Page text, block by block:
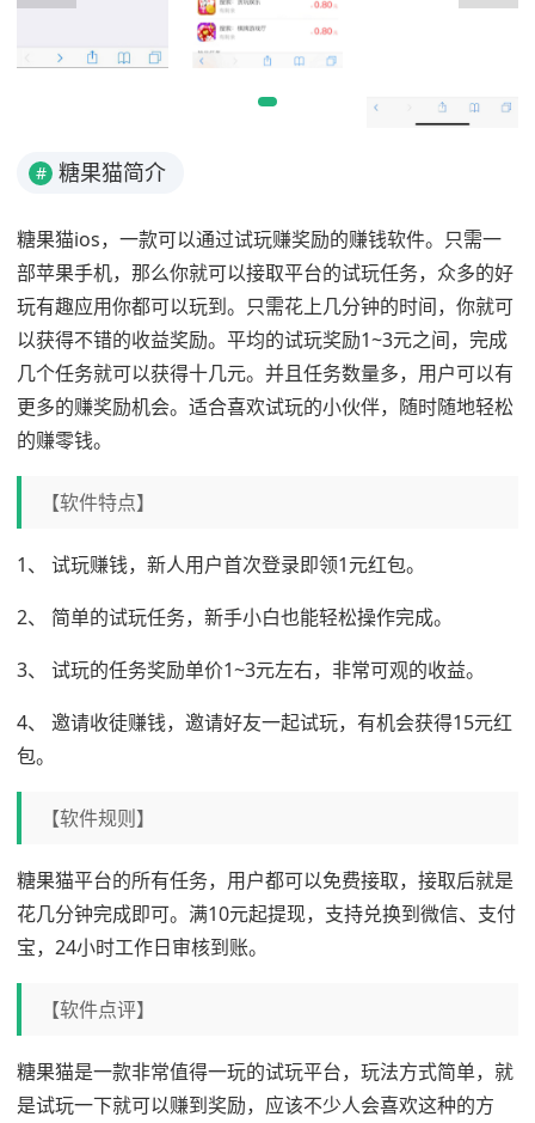
# 糖果猫简介
糖果猫ios，一款可以通过试玩赚奖励的赚钱软件。只需一
部苹果手机，那么你就可以接取平台的试玩任务，众多的好
玩有趣应用你都可以玩到。只需花上几分钟的时间，你就可
以获得不错的收益奖励。平均的试玩奖励1~3元之间，完成
几个任务就可以获得十几元。并且任务数量多，用户可以有
更多的赚奖励机会。适合喜欢试玩的小伙伴，随时随地轻松
的赚零钱。
【软件特点】
1、 试玩赚钱，新人用户首次登录即领1元红包。
2、 简单的试玩任务，新手小白也能轻松操作完成。
3、 试玩的任务奖励单价1~3元左右，非常可观的收益。
4、 邀请收徒赚钱，邀请好友一起试玩，有机会获得15元红
包。
【软件规则】
糖果猫平台的所有任务，用户都可以免费接取，接取后就是
花几分钟完成即可。满10元起提现，支持兑换到微信、支付
宝，24小时工作日审核到账。
【软件点评】
糖果猫是一款非常值得一玩的试玩平台，玩法方式简单，就
是试玩一下就可以赚到奖励，应该不少人会喜欢这种的方